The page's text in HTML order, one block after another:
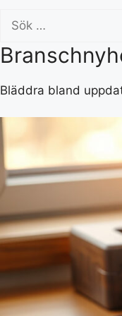
efter:
Bläddra bland